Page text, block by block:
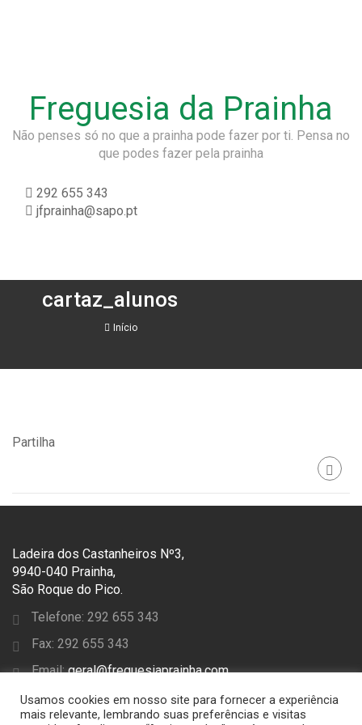
Freguesia da Prainha
Não penses só no que a prainha pode fazer por ti. Pensa no
que podes fazer pela prainha
292 655 343
jfprainha@sapo.pt
cartaz_alunos
Início
Partilha
Ladeira dos Castanheiros Nº3,
9940-040 Prainha,
São Roque do Pico.
Telefone: 292 655 343
Fax: 292 655 343
Email:geral@freguesiaprainha.com
SEGUE-NOS
Usamos cookies em nosso site para fornecer a experiência
mais relevante, lembrando suas preferências e visitas